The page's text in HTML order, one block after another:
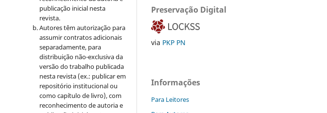
publicação inicial nesta
revista.
Autores têm autorização para
assumir contratos adicionais
separadamente, para
distribuição não-exclusiva da
versão do trabalho publicada
nesta revista (ex.: publicar em
repositório institucional ou
como capítulo de livro), com
reconhecimento de autoria e
Preservação Digital
via PKP PN
Informações
Para Leitores